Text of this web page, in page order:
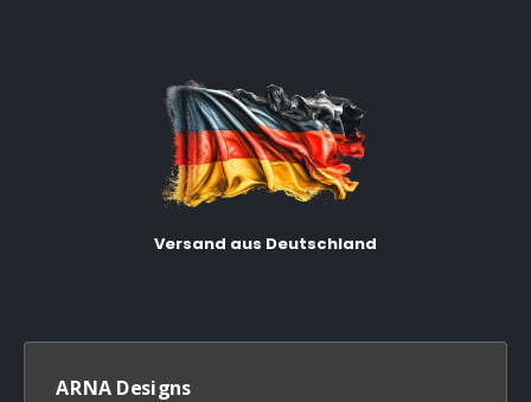
Versand aus Deutschland
ARNA Designs